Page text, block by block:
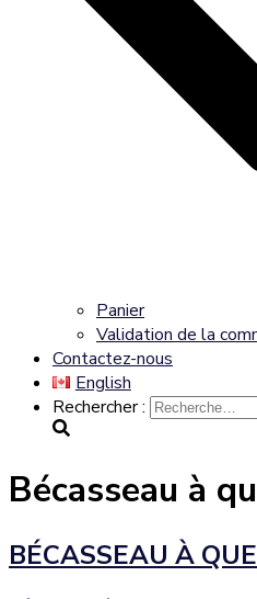
Panier
Validation de la
Contactez-nous
English
Rechercher :
Bécasseau à
BÉCASSEAU À